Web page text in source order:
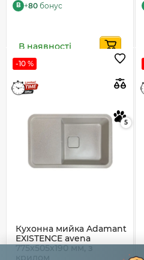
B +80 бонус
В наявності
-10 %
5
Кухонна мийка Adamant
EXISTENCE avena
775x505x190 мм, з
крилом